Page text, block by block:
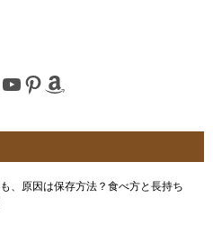
YouTube
Pinterest
Amazon
、原因は保存方法？食べ方と長持ち